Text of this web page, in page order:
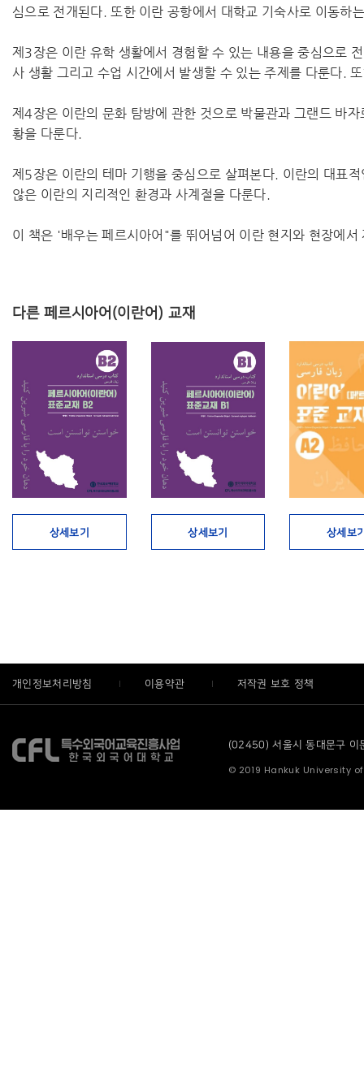
심으로 전개된다. 또한 이란 공항에서 대학교 기숙사로 이동하
제3장은 이란 유학 생활에서 경험할 수 있는 내용을 중심으로
사 생활 그리고 수업 시간에서 발생할 수 있는 주제를 다룬다.
제4장은 이란의 문화 탐방에 관한 것으로 박물관과 그랜드 바
황을 다룬다.
제5장은 이란의 테마 기행을 중심으로 살펴본다. 이란의 대표
않은 이란의 지리적인 환경과 사계절을 다룬다.
이 책은 '배우는 페르시아어"를 뛰어넘어 이란 현지와 현장에
다른 페르시아어(이란어) 교재
상세보기 상세보기 상세보
개인정보처리방침 이용약관 저작권 보호 정책
(02450) 서울시 동대문구
© 2019 Hankuk University